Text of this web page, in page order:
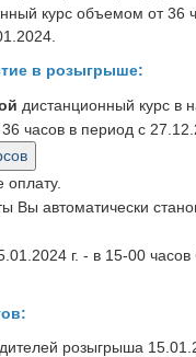
курс объемом от 36
в розыгрыше:
дистанционный курс в
часов в период с
оплату.
Вы автоматически
г. - в 15-00 часов
розыгрыша